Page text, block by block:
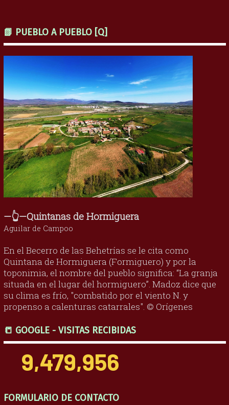
📗 PUEBLO A PUEBLO [Q]
—👆—Quintanas de Hormiguera
Aguilar de Campoo
En el Becerro de las Behetrías se le cita como
Quintana de Hormiguera (Formiguero) y por la
toponimia, el nombre del pueblo significa: “La granja
situada en el lugar del hormiguero”. Madoz dice que
su clima es frío, "combatido por el viento N. y
propenso a calenturas catarrales". © Orígenes
📒 GOOGLE - VISITAS RECIBIDAS
9,479,956
FORMULARIO DE CONTACTO